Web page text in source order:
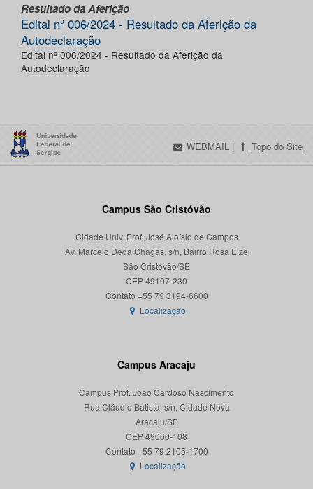
Resultado da Aferição
Edital nº 006/2024 - Resultado da Aferição da
Autodeclaração
Edital nº 006/2024 - Resultado da Aferição da
Autodeclaração
WEBMAIL | Topo do Site
Campus São Cristóvão
Cidade Univ. Prof. José Aloísio de Campos
Av. Marcelo Deda Chagas, s/n, Bairro Rosa Elze
São Cristóvão/SE
CEP 49107-230
Localização
Campus Aracaju
Campus Prof. João Cardoso Nascimento
Rua Cláudio Batista, s/n, Cidade Nova
Aracaju/SE
CEP 49060-108
Localização